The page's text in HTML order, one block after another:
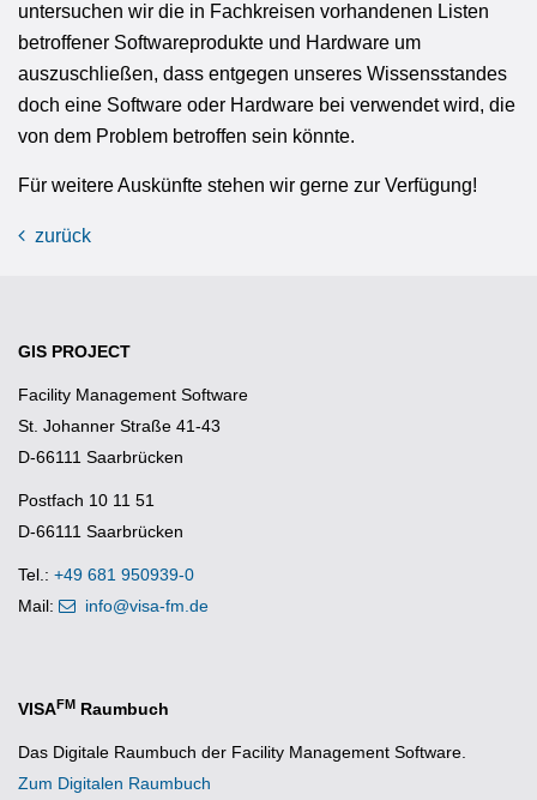
untersuchen wir die in Fachkreisen vorhandenen Listen
betroffener Softwareprodukte und Hardware um
auszuschließen, dass entgegen unseres Wissensstandes
doch eine Software oder Hardware bei verwendet wird, die
von dem Problem betroffen sein könnte.
Für weitere Auskünfte stehen wir gerne zur Verfügung!
zurück
GIS PROJECT
Facility Management Software
St. Johanner Straße 41-43
D-66111 Saarbrücken
Postfach 10 11 51
D-66111 Saarbrücken
Tel.: +49 681 950939-0
Mail:
info@visa-fm.de
VISAFM Raumbuch
Das Digitale Raumbuch der Facility Management Software.
Zum Digitalen Raumbuch